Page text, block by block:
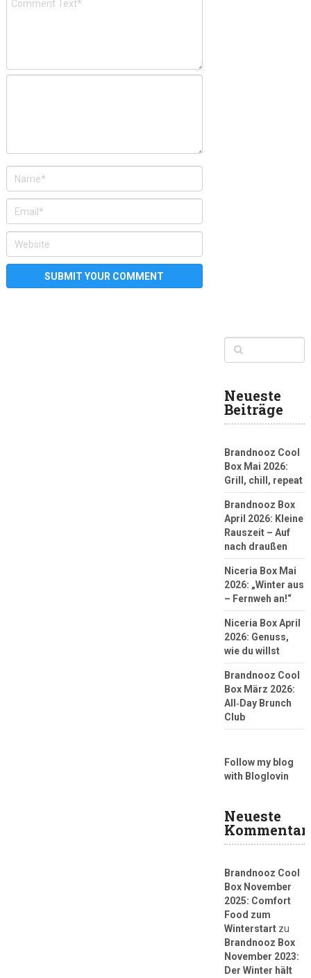
Neueste
Beiträge
Brandnooz Cool
Box Mai 2026:
Grill, chill, repeat
Brandnooz Box
April 2026: Kleine
Rauszeit – Auf
nach draußen
Niceria Box Mai
2026: „Winter aus
– Fernweh an!“
Niceria Box April
2026: Genuss,
wie du willst
Brandnooz Cool
Box März 2026:
All‑Day Brunch
Club
Follow my blog
with Bloglovin
Neueste
Brandnooz Cool
Box November
2025: Comfort
Food zum
Winterstartzu
Brandnooz Box
November 2023:
Der Winter hält